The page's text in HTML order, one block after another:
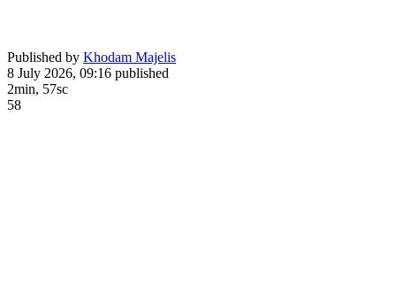
Published by Khodam Majelis
8 July 2026, 09:16 published
2min, 57sc
58